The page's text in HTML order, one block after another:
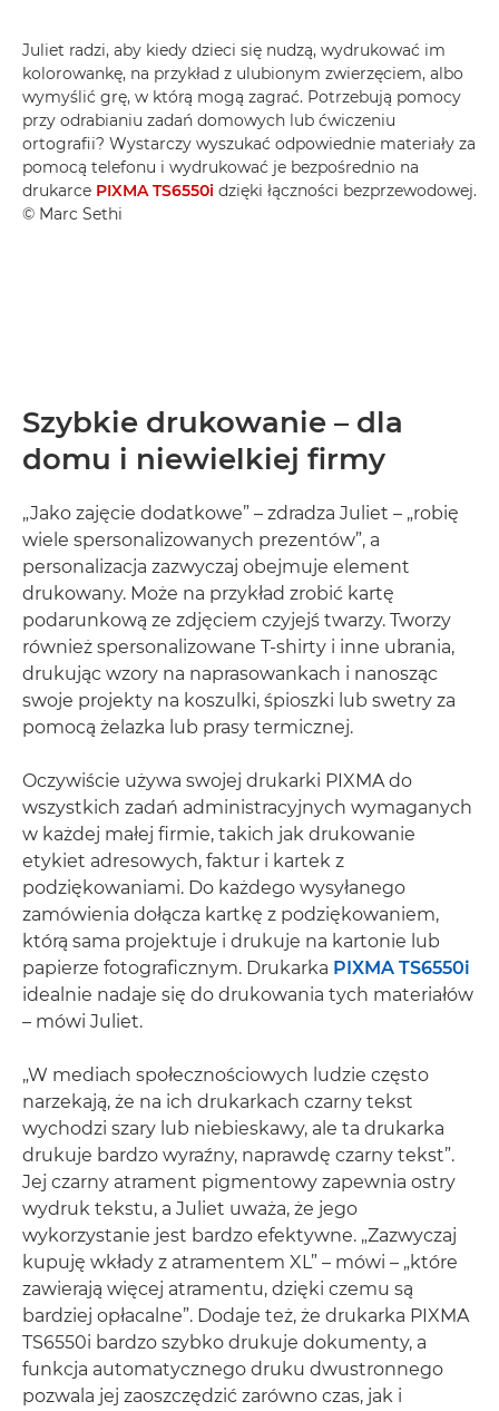
Juliet radzi, aby kiedy dzieci się nudzą, wydrukować im
kolorowankę, na przykład z ulubionym zwierzęciem, albo
wymyślić grę, w którą mogą zagrać. Potrzebują pomocy
przy odrabianiu zadań domowych lub ćwiczeniu
ortografii? Wystarczy wyszukać odpowiednie materiały za
pomocą telefonu i wydrukować je bezpośrednio na
drukarce PIXMA TS6550i dzięki łączności bezprzewodowej.
© Marc Sethi
Szybkie drukowanie – dla
domu i niewielkiej firmy
„Jako zajęcie dodatkowe” – zdradza Juliet – „robię
wiele spersonalizowanych prezentów”, a
personalizacja zazwyczaj obejmuje element
drukowany. Może na przykład zrobić kartę
podarunkową ze zdjęciem czyjejś twarzy. Tworzy
również spersonalizowane T-shirty i inne ubrania,
drukując wzory na naprasowankach i nanosząc
swoje projekty na koszulki, śpioszki lub swetry za
pomocą żelazka lub prasy termicznej.
Oczywiście używa swojej drukarki PIXMA do
wszystkich zadań administracyjnych wymaganych
w każdej małej firmie, takich jak drukowanie
etykiet adresowych, faktur i kartek z
podziękowaniami. Do każdego wysyłanego
zamówienia dołącza kartkę z podziękowaniem,
którą sama projektuje i drukuje na kartonie lub
papierze fotograficznym. Drukarka PIXMA TS6550i
idealnie nadaje się do drukowania tych materiałów
– mówi Juliet.
„W mediach społecznościowych ludzie często
narzekają, że na ich drukarkach czarny tekst
wychodzi szary lub niebieskawy, ale ta drukarka
drukuje bardzo wyraźny, naprawdę czarny tekst”.
Jej czarny atrament pigmentowy zapewnia ostry
wydruk tekstu, a Juliet uważa, że jego
wykorzystanie jest bardzo efektywne. „Zazwyczaj
kupuję wkłady z atramentem XL” – mówi – „które
zawierają więcej atramentu, dzięki czemu są
bardziej opłacalne”. Dodaje też, że drukarka PIXMA
TS6550i bardzo szybko drukuje dokumenty, a
funkcja automatycznego druku dwustronnego
pozwala jej zaoszczędzić zarówno czas, jak i